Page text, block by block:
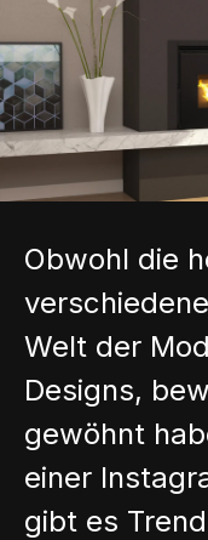
Obwohl die
Welt der
Designs,
gewöhnt
einer
gibt es